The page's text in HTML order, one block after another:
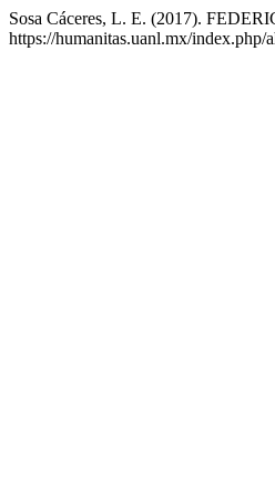
Sosa Cáceres, L. E. (2017).
https://humanitas.uanl.mx/index.php/